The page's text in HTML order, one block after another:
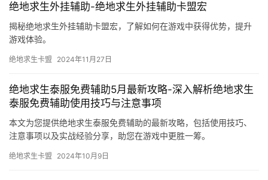
绝地求生外挂辅助-绝地求生外挂辅助卡盟宏
揭秘绝地求生外挂辅助卡盟宏，了解如何在游戏中获得优势，提升
游戏体验。
绝地求生卡盟 2024年11月27日
绝地求生泰服免费辅助5月最新攻略-深入解析绝地求生
泰服免费辅助使用技巧与注意事项
本文为您提供绝地求生泰服免费辅助的最新攻略，包括使用技巧、
注意事项以及实战经验分享，助您在游戏中更胜一筹。
绝地求生卡盟 2024年10月9日